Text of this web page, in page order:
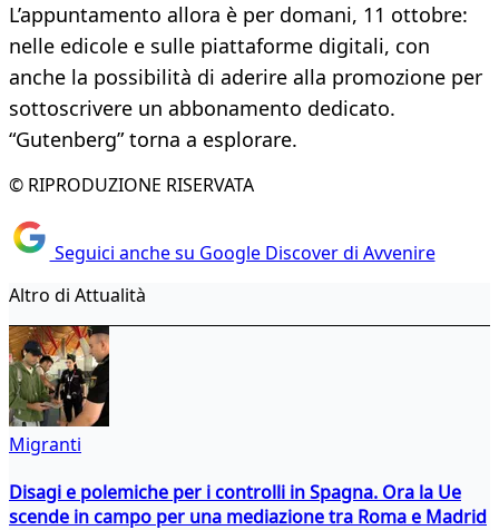
L’appuntamento allora è per domani, 11 ottobre:
nelle edicole e sulle piattaforme digitali, con
anche la possibilità di aderire alla promozione per
sottoscrivere un abbonamento dedicato.
“Gutenberg” torna a esplorare.
© RIPRODUZIONE RISERVATA
Seguici anche su Google Discover di Avvenire
Altro di Attualità
Migranti
Disagi e polemiche per i controlli in Spagna. Ora la Ue
scende in campo per una mediazione tra Roma e Madrid